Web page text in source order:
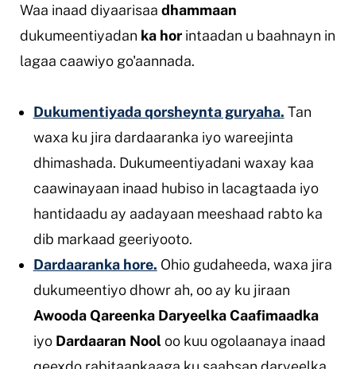
Waa inaad diyaarisaa dhammaan
dukumeentiyadan ka horintaadan u baahnayn in
lagaa caawiyo go'aannada.
Dukumentiyada qorsheynta guryaha. Tan
waxa ku jira dardaaranka iyo wareejinta
dhimashada. Dukumeentiyadani waxay kaa
caawinayaan inaad hubiso in lacagtaada iyo
hantidaadu ay aadayaan meeshaad rabto ka
dib markaad geeriyooto.
Dardaaranka hore. Ohio gudaheeda, waxa jira
dukumeentiyo dhowr ah, oo ay ku jiraan
Awooda Qareenka Daryeelka Caafimaadka
iyo Dardaaran Nooloo kuu ogolaanaya inaad